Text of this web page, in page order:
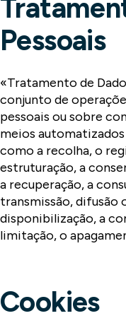
Pessoais
«Tratamento de
conjunto de
pessoais ou sobre
meios
como a recolha, o
estruturação, a
a recuperação, a
transmissão, difusão
disponibilização, a
limitação, o
Cookies